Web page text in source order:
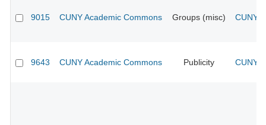
9015 CUNY Academic Commons Groups (misc) CUNY
9643 CUNY Academic Commons Publicity CUNY